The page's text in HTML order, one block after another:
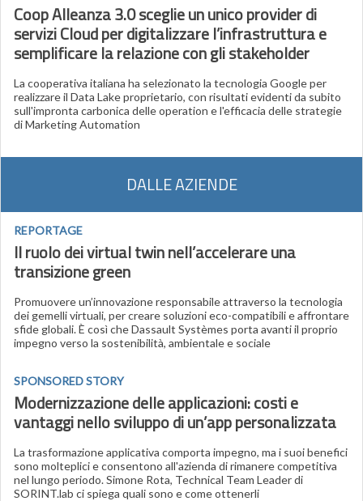
Coop Alleanza 3.0 sceglie un unico provider di
servizi Cloud per digitalizzare l’infrastruttura e
semplificare la relazione con gli stakeholder
La cooperativa italiana ha selezionato la tecnologia Google per
realizzare il Data Lake proprietario, con risultati evidenti da subito
sull'impronta carbonica delle operation e l'efficacia delle strategie
di Marketing Automation
DALLE AZIENDE
REPORTAGE
Il ruolo dei virtual twin nell’accelerare una
transizione green
Promuovere un’innovazione responsabile attraverso la tecnologia
dei gemelli virtuali, per creare soluzioni eco-compatibili e affrontare
sfide globali. È così che Dassault Systèmes porta avanti il proprio
impegno verso la sostenibilità, ambientale e sociale
SPONSORED STORY
Modernizzazione delle applicazioni: costi e
vantaggi nello sviluppo di un’app personalizzata
La trasformazione applicativa comporta impegno, ma i suoi benefici
sono molteplici e consentono all'azienda di rimanere competitiva
nel lungo periodo. Simone Rota, Technical Team Leader di
SORINT.lab ci spiega quali sono e come ottenerli